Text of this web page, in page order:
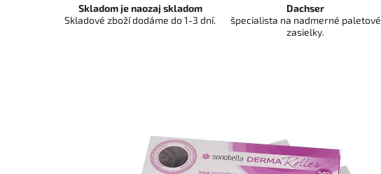
Skladom je naozaj skladom
Skladové zboží dodáme do 1-3 dní.
Dachser
špecialista na nadmerné paletové
zasielky.